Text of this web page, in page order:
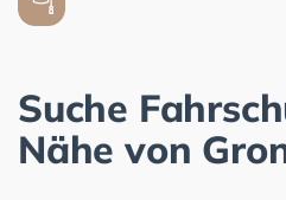
Suche
Nähe von